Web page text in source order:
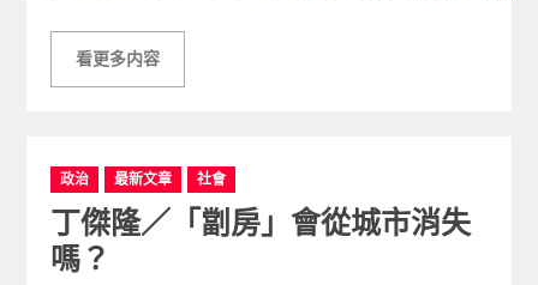
看更多内容
C
a
e
g
政治 最新文章 社會
丁傑隆／「劏房」會從城市消失
嗎？